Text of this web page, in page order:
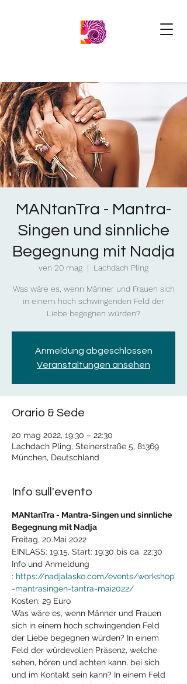
MANtanTra - Mantra-
Singen und sinnliche
Begegnung mit Nadja
ven 20 mag
  |
Lachdach Pling
Was wäre es, wenn Männer und Frauen sich
in einem hoch schwingenden Feld der
Liebe begegnen würden?
Anmeldung abgeschlossen
Veranstaltungen ansehen
Orario & Sede
20 mag 2022, 19:30 – 22:30
Lachdach Pling, Steinerstraße 5, 81369
München, Deutschland
Info sull'evento
MANtanTra - Mantra-Singen und sinnliche
Begegnung mit Nadja
Freitag, 20.Mai 2022
EINLASS: 19:15, Start: 19:30 bis ca. 22:30
Info und Anmeldung
: https://nadjalasko.com/events/workshop
-mantrasingen-tantra-mai2022/
Kosten: 29 Euro
Was wäre es, wenn Männer und Frauen
sich in einem hoch schwingenden Feld
der Liebe begegnen würden? In einem
Feld der würdevollen Präsenz, welche
sehen, hören und achten kann, bei sich
und im Kontakt sein kann? In einem Feld